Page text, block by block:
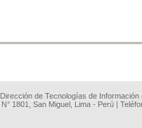
de Tecnologías de
1801, San Miguel, Lima - Perú |